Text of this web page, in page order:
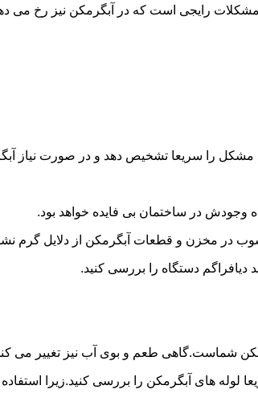
رایجی است که در آبگرمکن نیز رخ می
مشکل را سریعا تشخیص دهد و در صورت نیاز
وجودش در ساختمان بی فایده خواهد بود.
در مخزن و قطعات آبگرمکن از دلایل گرم
دستگاه را بررسی کنید.
شماست.گاهی طعم و بوی آب نیز تغییر می
های آبگرمکن را بررسی کنید.زیرا